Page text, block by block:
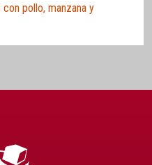
con pollo, manzana y